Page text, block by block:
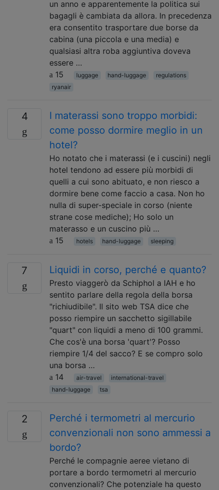
un anno e apparentemente la politica sui
bagagli è cambiata da allora. In precedenza
era consentito trasportare due borse da
cabina (una piccola e una media) e
qualsiasi altra roba aggiuntiva doveva
essere …
15
luggage hand-luggage
regulations
ryanair
4
I materassi sono troppo morbidi:
come posso dormire meglio in un
hotel?
Ho notato che i materassi (e i cuscini) negli
hotel tendono ad essere più morbidi di
quelli a cui sono abituato, e non riesco a
dormire bene come faccio a casa. Non ho
nulla di super-speciale in corso (niente
strane cose mediche); Ho solo un
materasso e un cuscino più …
15
hotels hand-luggage sleeping
7 Liquidi in corso, perché e quanto?
Presto viaggerò da Schiphol a IAH e ho
sentito parlare della regola della borsa
"richiudibile". Il sito web TSA dice che
posso riempire un sacchetto sigillabile
"quart" con liquidi a meno di 100 grammi.
Che cos'è una borsa 'quart'? Posso
riempire 1/4 del sacco? E se compro solo
una borsa …
14
air-travel
international-travel
hand-luggage
tsa
2
Perché i termometri al mercurio
convenzionali non sono ammessi a
bordo?
Perché le compagnie aeree vietano di
portare a bordo termometri al mercurio
convenzionali? Che potenziale ha questo